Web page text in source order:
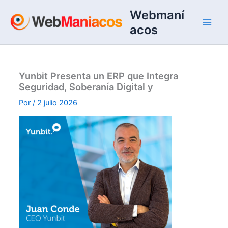
contenido
Webmaní
acos
Yunbit Presenta un ERP que Integra
Seguridad, Soberanía Digital y
Por/ 2 julio 2026